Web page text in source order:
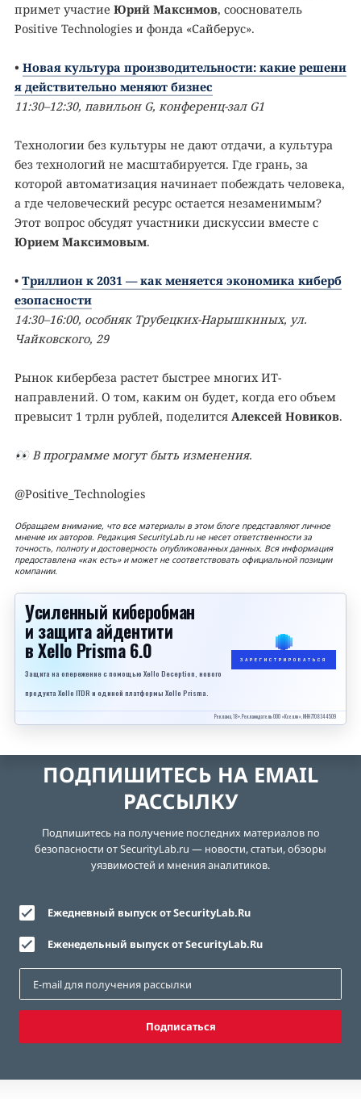
примет участие Юрий Максимов, сооснователь
Positive Technologies и фонда «Сайберус».
• Новая культура производительности: какие решени
я действительно меняют бизнес
11:30–12:30, павильон G, конференц-зал G1
Технологии без культуры не дают отдачи, а культура
без технологий не масштабируется. Где грань, за
которой автоматизация начинает побеждать человека,
а где человеческий ресурс остается незаменимым?
Этот вопрос обсудят участники дискуссии вместе с
Юрием Максимовым.
• Триллион к 2031 — как меняется экономика киберб
езопасности
14:30–16:00, особняк Трубецких-Нарышкиных, ул.
Чайковского, 29
Рынок кибербеза растет быстрее многих ИТ-
направлений. О том, каким он будет, когда его объем
превысит 1 трлн рублей, поделится Алексей Новиков.
👀В программе могут быть изменения.
@Positive_Technologies
Обращаем внимание, что все материалы в этом блоге представляют личное
мнение их авторов. Редакция SecurityLab.ru не несет ответственности за
точность, полноту и достоверность опубликованных данных. Вся информация
предоставлена «как есть» и может не соответствовать официальной позиции
компании.
Усиленный киберобман
и защита айдентити
в Xello Prisma 6.0
Защита на опережение с помощью Xello Deception, нового
продукта Xello ITDR и единой платформы Xello Prisma.
ЗАРЕГИСТРИРОВАТЬСЯ
Реклама, 18+. Рекламодатель ООО «Кселло», ИНН 7708344509
ПОДПИШИТЕСЬ НА EMAIL
РАССЫЛКУ
Подпишитесь на получение последних материалов по
безопасности от SecurityLab.ru — новости, статьи, обзоры
уязвимостей и мнения аналитиков.
Ежедневный выпуск от SecurityLab.Ru
Еженедельный выпуск от SecurityLab.Ru
Подписаться